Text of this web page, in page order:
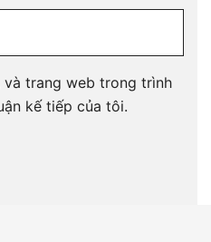
và trang web trong trình
kế tiếp của tôi.